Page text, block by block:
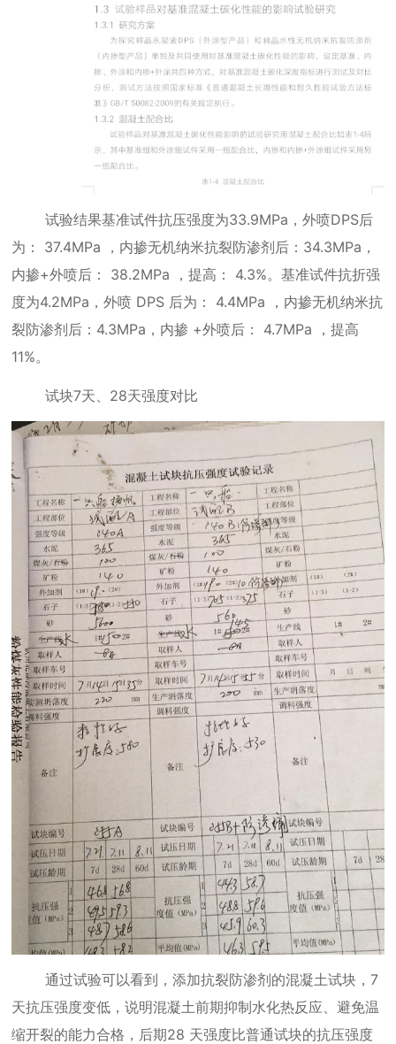
试验结果基准试件抗压强度为33.9MPa ，外喷DPS后
为：
37.4MPa ，内掺无机纳米抗裂防渗剂后： 34.3MPa ，
内掺+外喷后： 38.2MPa ，提高： 4.3%。基准试件抗折强
度为4.2MPa ，外喷 DPS 后为： 4.4MPa
，内掺无机纳米抗
裂防渗剂后： 4.3MPa ，内掺 +外喷后： 4.7MPa
，提高
11%。
试块7天、 28天强度对比
通过试验可以看到，添加抗裂防渗剂的混凝土试块， 7
天抗压强度变低，说明混凝土前期抑制水化热反应、避免温
缩开裂的能力合格，后期28 天强度比普通试块的抗压强度